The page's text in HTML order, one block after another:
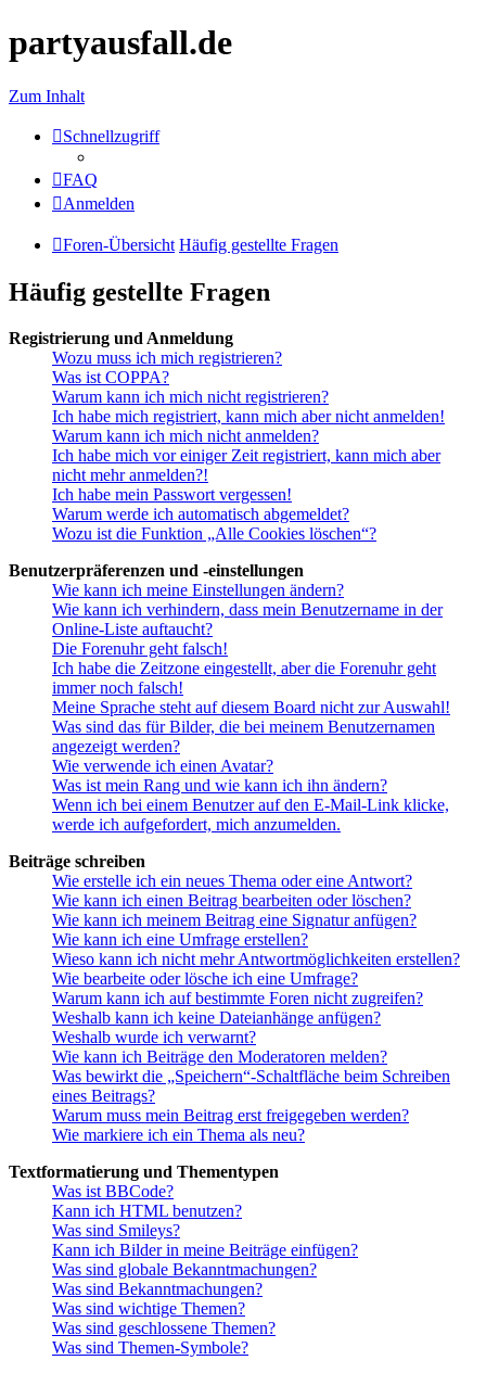
partyausfall.de
Zum Inhalt
Schnellzugriff
FAQ
Anmelden
Foren-Übersicht Häufig gestellte Fragen
Häufig gestellte Fragen
Registrierung und Anmeldung
Wozu muss ich mich registrieren?
Was ist COPPA?
Warum kann ich mich nicht registrieren?
Ich habe mich registriert, kann mich aber nicht anmelden!
Warum kann ich mich nicht anmelden?
Ich habe mich vor einiger Zeit registriert, kann mich aber
nicht mehr anmelden?!
Ich habe mein Passwort vergessen!
Warum werde ich automatisch abgemeldet?
Wozu ist die Funktion „Alle Cookies löschen“?
Benutzerpräferenzen und -einstellungen
Wie kann ich meine Einstellungen ändern?
Wie kann ich verhindern, dass mein Benutzername in der
Online-Liste auftaucht?
Die Forenuhr geht falsch!
Ich habe die Zeitzone eingestellt, aber die Forenuhr geht
immer noch falsch!
Meine Sprache steht auf diesem Board nicht zur Auswahl!
Was sind das für Bilder, die bei meinem Benutzernamen
angezeigt werden?
Wie verwende ich einen Avatar?
Was ist mein Rang und wie kann ich ihn ändern?
Wenn ich bei einem Benutzer auf den E-Mail-Link klicke,
werde ich aufgefordert, mich anzumelden.
Beiträge schreiben
Wie erstelle ich ein neues Thema oder eine Antwort?
Wie kann ich einen Beitrag bearbeiten oder löschen?
Wie kann ich meinem Beitrag eine Signatur anfügen?
Wie kann ich eine Umfrage erstellen?
Wieso kann ich nicht mehr Antwortmöglichkeiten erstellen?
Wie bearbeite oder lösche ich eine Umfrage?
Warum kann ich auf bestimmte Foren nicht zugreifen?
Weshalb kann ich keine Dateianhänge anfügen?
Weshalb wurde ich verwarnt?
Wie kann ich Beiträge den Moderatoren melden?
Was bewirkt die „Speichern“-Schaltfläche beim Schreiben
eines Beitrags?
Warum muss mein Beitrag erst freigegeben werden?
Wie markiere ich ein Thema als neu?
Textformatierung und Thementypen
Was ist BBCode?
Kann ich HTML benutzen?
Was sind Smileys?
Kann ich Bilder in meine Beiträge einfügen?
Was sind globale Bekanntmachungen?
Was sind Bekanntmachungen?
Was sind wichtige Themen?
Was sind geschlossene Themen?
Was sind Themen-Symbole?